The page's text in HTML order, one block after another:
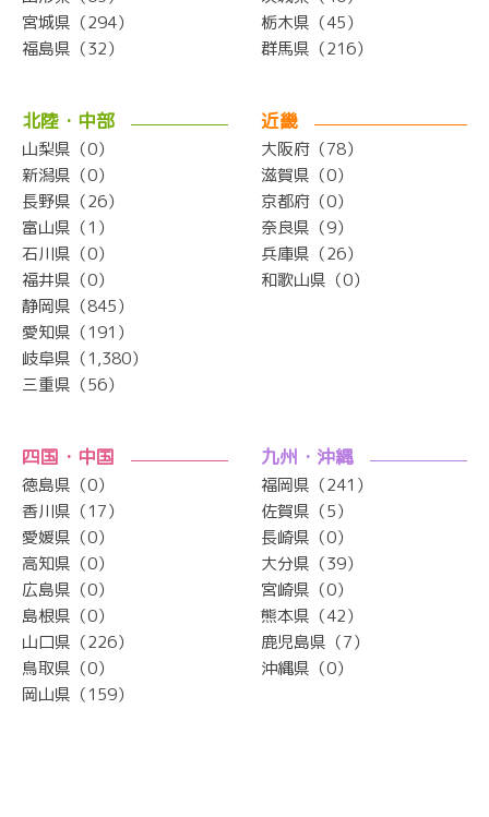
宮城県（294）
福島県（32）
栃木県（45）
群馬県（216）
北陸・中部
山梨県（0）
新潟県（0）
長野県（26）
富山県（1）
石川県（0）
福井県（0）
静岡県（845）
愛知県（191）
岐阜県（1,380）
三重県（56）
近畿
大阪府（78）
滋賀県（0）
京都府（0）
奈良県（9）
兵庫県（26）
和歌山県（0）
四国・中国
徳島県（0）
香川県（17）
愛媛県（0）
高知県（0）
広島県（0）
島根県（0）
山口県（226）
鳥取県（0）
岡山県（159）
九州・沖縄
福岡県（241）
佐賀県（5）
長崎県（0）
大分県（39）
宮崎県（0）
熊本県（42）
鹿児島県（7）
沖縄県（0）